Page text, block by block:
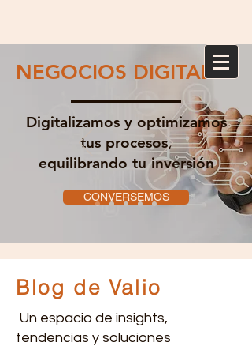
NEGOCIOS DIGITALES
Digitalizamos y optimizamos
tus procesos,
equilibrando tu inversión
CONVERSEMOS
Blog de Valio
Un espacio de insights,
tendencias y soluciones